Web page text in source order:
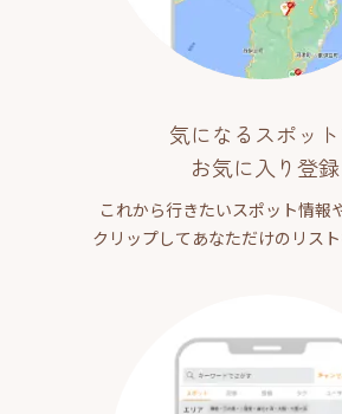
気になるスポッ
お気に入り登録
これから行きたいスポット情報
クリップしてあなただけのリスト